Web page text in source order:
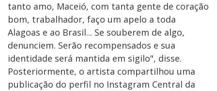
tanto amo, Maceió, com tanta gente de coração
bom, trabalhador, faço um apelo a toda
Alagoas e ao Brasil... Se souberem de algo,
denunciem. Serão recompensados e sua
identidade será mantida em sigilo", disse.
Posteriormente, o artista compartilhou uma
publicação do perfil no Instagram Central da